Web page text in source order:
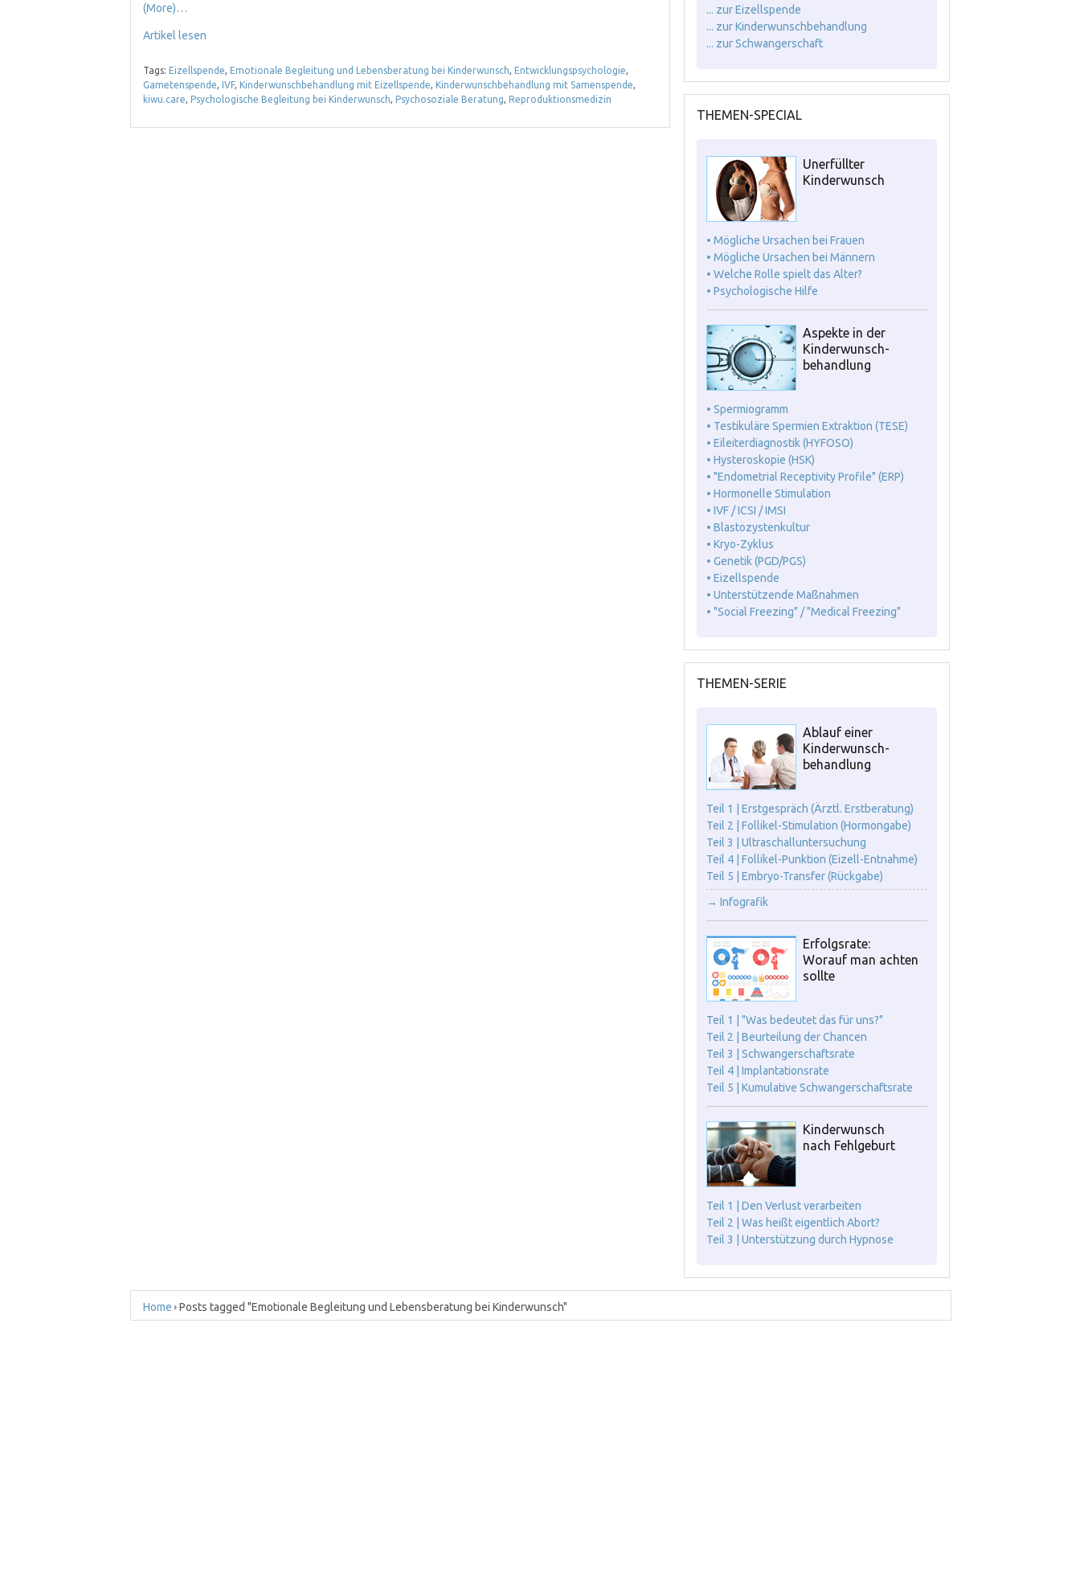
(More)…
Artikel lesen
Tags: Eizellspende, Emotionale Begleitung und Lebensberatung bei Kinderwunsch, Entwicklungspsychologie,
Gametenspende, IVF, Kinderwunschbehandlung mit Eizellspende, Kinderwunschbehandlung mit Samenspende,
kiwu.care, Psychologische Begleitung bei Kinderwunsch, Psychosoziale Beratung, Reproduktionsmedizin
... zur Eizellspende
... zur Kinderwunschbehandlung
... zur Schwangerschaft
THEMEN-SPECIAL
Unerfüllter
Kinderwunsch
• Mögliche Ursachen bei Frauen
• Mögliche Ursachen bei Männern
• Welche Rolle spielt das Alter?
• Psychologische Hilfe
Aspekte in der
Kinderwunsch-
behandlung
• Spermiogramm
• Testikuläre Spermien Extraktion (TESE)
• Eileiterdiagnostik (HYFOSO)
• Hysteroskopie (HSK)
• "Endometrial Receptivity Profile" (ERP)
• Hormonelle Stimulation
• IVF / ICSI / IMSI
• Blastozystenkultur
• Kryo-Zyklus
• Genetik (PGD/PGS)
• Eizellspende
• Unterstützende Maßnahmen
• "Social Freezing" / "Medical Freezing"
THEMEN-SERIE
Ablauf einer
Kinderwunsch-
behandlung
Teil 1 | Erstgespräch (Ärztl. Erstberatung)
Teil 2 | Follikel-Stimulation (Hormongabe)
Teil 3 | Ultraschalluntersuchung
Teil 4 | Follikel-Punktion (Eizell-Entnahme)
Teil 5 | Embryo-Transfer (Rückgabe)
→ Infografik
Erfolgsrate:
Worauf man achten
sollte
Teil 1 | "Was bedeutet das für uns?"
Teil 2 | Beurteilung der Chancen
Teil 3 | Schwangerschaftsrate
Teil 4 | Implantationsrate
Teil 5 | Kumulative Schwangerschaftsrate
Kinderwunsch
nach Fehlgeburt
Teil 1 | Den Verlust verarbeiten
Teil 2 | Was heißt eigentlich Abort?
Teil 3 | Unterstützung durch Hypnose
Home Posts tagged "Emotionale Begleitung und Lebensberatung bei Kinderwunsch"